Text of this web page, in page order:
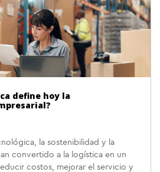
define hoy la
la sostenibilidad y la
convertido a la logística en un
costos, mejorar el servicio y